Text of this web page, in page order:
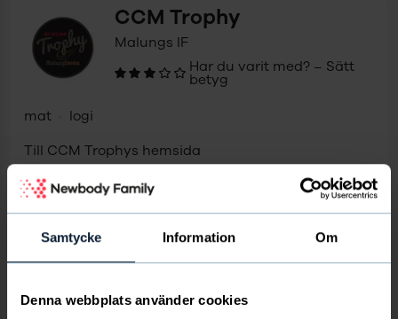
Samtycke Information Om
Denna webbplats använder cookies
CCM Trophy
Malungs IF
Har du varit med? – Sätt
betyg
mat logi
Till CCM Trophys hemsida
Starta försäljning för att tjäna pengar till
laget
Kom igång här